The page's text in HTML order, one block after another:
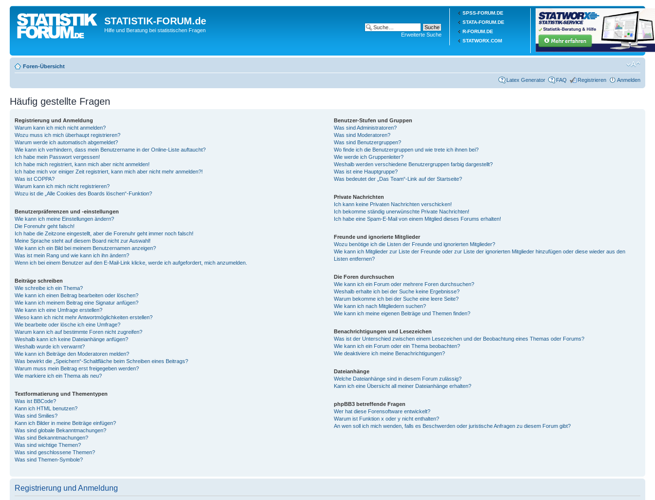
SPSS-FORUM.DE
STATA-FORUM.DE
R-FORUM.DE
STATWORX.COM
STATISTIK-FORUM.de
Hilfe und Beratung bei statistischen Fragen
Erweiterte Suche
Foren-Übersicht
Latex Generator FAQ Registrieren Anmelden
Häufig gestellte Fragen
Registrierung und Anmeldung
Warum kann ich mich nicht anmelden?
Wozu muss ich mich überhaupt registrieren?
Warum werde ich automatisch abgemeldet?
Wie kann ich verhindern, dass mein Benutzername in der Online-Liste auftaucht?
Ich habe mein Passwort vergessen!
Ich habe mich registriert, kann mich aber nicht anmelden!
Ich habe mich vor einiger Zeit registriert, kann mich aber nicht mehr anmelden?!
Was ist COPPA?
Warum kann ich mich nicht registrieren?
Wozu ist die „Alle Cookies des Boards löschen“-Funktion?
Benutzerpräferenzen und -einstellungen
Wie kann ich meine Einstellungen ändern?
Die Forenuhr geht falsch!
Ich habe die Zeitzone eingestellt, aber die Forenuhr geht immer noch falsch!
Meine Sprache steht auf diesem Board nicht zur Auswahl!
Wie kann ich ein Bild bei meinem Benutzernamen anzeigen?
Was ist mein Rang und wie kann ich ihn ändern?
Wenn ich bei einem Benutzer auf den E-Mail-Link klicke, werde ich aufgefordert, mich anzumelden.
Beiträge schreiben
Wie schreibe ich ein Thema?
Wie kann ich einen Beitrag bearbeiten oder löschen?
Wie kann ich meinem Beitrag eine Signatur anfügen?
Wie kann ich eine Umfrage erstellen?
Wieso kann ich nicht mehr Antwortmöglichkeiten erstellen?
Wie bearbeite oder lösche ich eine Umfrage?
Warum kann ich auf bestimmte Foren nicht zugreifen?
Weshalb kann ich keine Dateianhänge anfügen?
Weshalb wurde ich verwarnt?
Wie kann ich Beiträge den Moderatoren melden?
Was bewirkt die „Speichern“-Schaltfläche beim Schreiben eines Beitrags?
Warum muss mein Beitrag erst freigegeben werden?
Wie markiere ich ein Thema als neu?
Textformatierung und Thementypen
Was ist BBCode?
Kann ich HTML benutzen?
Was sind Smilies?
Kann ich Bilder in meine Beiträge einfügen?
Was sind globale Bekanntmachungen?
Was sind Bekanntmachungen?
Was sind wichtige Themen?
Was sind geschlossene Themen?
Was sind Themen-Symbole?
Benutzer-Stufen und Gruppen
Was sind Administratoren?
Was sind Moderatoren?
Was sind Benutzergruppen?
Wo finde ich die Benutzergruppen und wie trete ich ihnen bei?
Wie werde ich Gruppenleiter?
Weshalb werden verschiedene Benutzergruppen farbig dargestellt?
Was ist eine Hauptgruppe?
Was bedeutet der „Das Team“-Link auf der Startseite?
Private Nachrichten
Ich kann keine Privaten Nachrichten verschicken!
Ich bekomme ständig unerwünschte Private Nachrichten!
Ich habe eine Spam-E-Mail von einem Mitglied dieses Forums erhalten!
Freunde und ignorierte Mitglieder
Wozu benötige ich die Listen der Freunde und ignorierten Mitglieder?
Wie kann ich Mitglieder zur Liste der Freunde oder zur Liste der ignorierten Mitglieder hinzufügen oder diese wieder aus den
Listen entfernen?
Die Foren durchsuchen
Wie kann ich ein Forum oder mehrere Foren durchsuchen?
Weshalb erhalte ich bei der Suche keine Ergebnisse?
Warum bekomme ich bei der Suche eine leere Seite?
Wie kann ich nach Mitgliedern suchen?
Wie kann ich meine eigenen Beiträge und Themen finden?
Benachrichtigungen und Lesezeichen
Was ist der Unterschied zwischen einem Lesezeichen und der Beobachtung eines Themas oder Forums?
Wie kann ich ein Forum oder ein Thema beobachten?
Wie deaktiviere ich meine Benachrichtigungen?
Dateianhänge
Welche Dateianhänge sind in diesem Forum zulässig?
Kann ich eine Übersicht all meiner Dateianhänge erhalten?
phpBB3 betreffende Fragen
Wer hat diese Forensoftware entwickelt?
Warum ist Funktion x oder y nicht enthalten?
An wen soll ich mich wenden, falls es Beschwerden oder juristische Anfragen zu diesem Forum gibt?
Registrierung und Anmeldung